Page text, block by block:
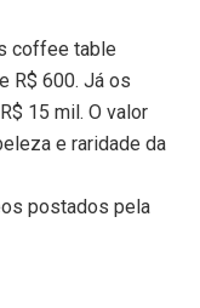
coffee table
R$ 600. Já os
15 mil. O valor
e raridade da
postados pela